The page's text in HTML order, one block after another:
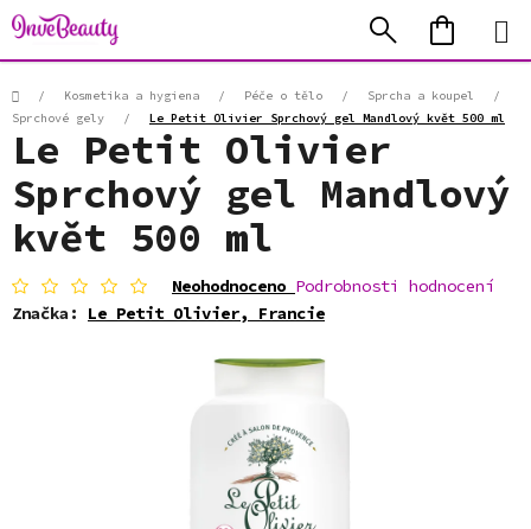
Přejít
na
obsah
Hledat
KOŠÍK
Domů/ Kosmetika a hygiena / Péče o tělo / Sprcha a koupel
/
Sprchové gely
/ Le Petit Olivier Sprchový gel Mandlový květ 500 ml
Le Petit Olivier
Sprchový gel Mandlový
květ 500 ml
Průměrné
hodnocení
produktu
hvězdiček.
Neohodnoceno Podrobnosti hodnocení
Značka: Le Petit Olivier, Francie